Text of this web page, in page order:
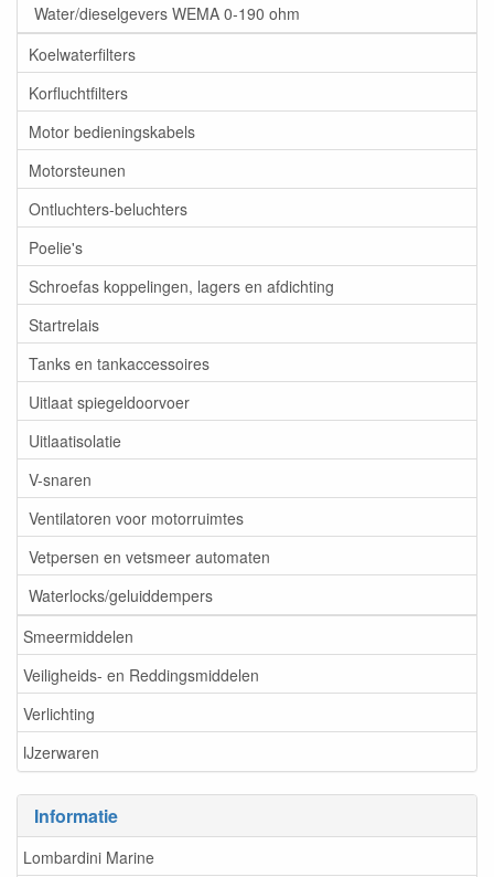
Water/dieselgevers WEMA 0-190 ohm
Koelwaterfilters
Korfluchtfilters
Motor bedieningskabels
Motorsteunen
Ontluchters-beluchters
Poelie's
Schroefas koppelingen, lagers en afdichting
Startrelais
Tanks en tankaccessoires
Uitlaat spiegeldoorvoer
Uitlaatisolatie
V-snaren
Ventilatoren voor motorruimtes
Vetpersen en vetsmeer automaten
Waterlocks/geluiddempers
Smeermiddelen
Veiligheids- en Reddingsmiddelen
Verlichting
IJzerwaren
Informatie
Lombardini Marine